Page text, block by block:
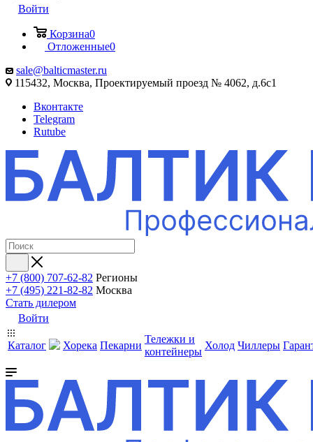
Войти
Корзина0
Отложенные0
sale@balticmaster.ru
115432, Москва, Проектируемый проезд № 4062, д.6с1
Вконтакте
Telegram
Rutube
+7 (800) 707-62-82 Регионы
+7 (495) 221-82-82 Москва
Стать дилером
Войти
Каталог Хорека Пекарни
Тележки и
контейнеры
Холод Чиллеры